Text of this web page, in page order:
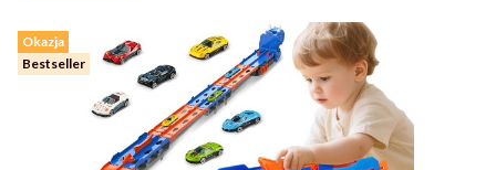
Okazja
Bestseller